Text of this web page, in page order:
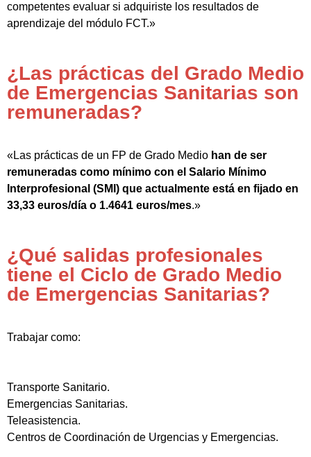
competentes evaluar si adquiriste los resultados de
aprendizaje del módulo FCT.»
¿Las prácticas del Grado Medio
de Emergencias Sanitarias son
remuneradas?
«Las prácticas de un FP de Grado Medio han de ser
remuneradas como mínimo con el Salario Mínimo
Interprofesional (SMI) que actualmente está en fijado en
33,33 euros/día o 1.4641 euros/mes.»
¿Qué salidas profesionales
tiene el Ciclo de Grado Medio
de Emergencias Sanitarias?
Trabajar como:
Transporte Sanitario.
Emergencias Sanitarias.
Teleasistencia.
Centros de Coordinación de Urgencias y Emergencias.